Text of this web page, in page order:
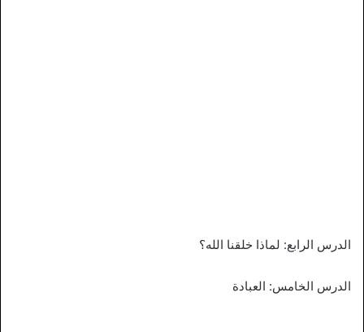
الدرس الرابع: لماذا خلقنا الله؟
الدرس الخامس: العبادة